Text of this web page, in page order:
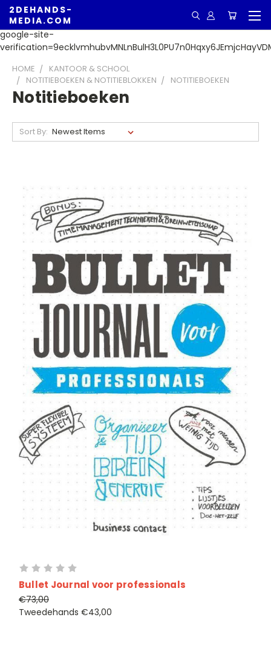
google-site-
2DEHANDS-
MEDIA.COM
HOME
KANTOOR & SCHOOL
NOTITIEBOEKEN & NOTITIEBLOKKEN
NOTITIEBOEKEN
Notitieboeken
Sort By:
Bullet Journal voor professionals
€73,00
Tweedehands €43,00